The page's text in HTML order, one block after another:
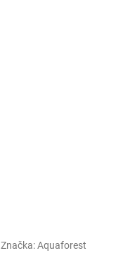
Značka:Aquaforest